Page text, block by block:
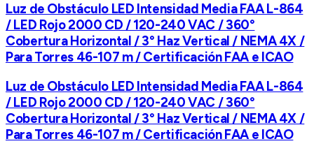
Luz de Obstáculo LED Intensidad Media FAA L-864
/ LED Rojo 2000 CD / 120-240 VAC / 360°
Cobertura Horizontal / 3° Haz Vertical / NEMA 4X /
Para Torres 46-107 m / Certificación FAA e ICAO
Luz de Obstáculo LED Intensidad Media FAA L-864
/ LED Rojo 2000 CD / 120-240 VAC / 360°
Cobertura Horizontal / 3° Haz Vertical / NEMA 4X /
Para Torres 46-107 m / Certificación FAA e ICAO